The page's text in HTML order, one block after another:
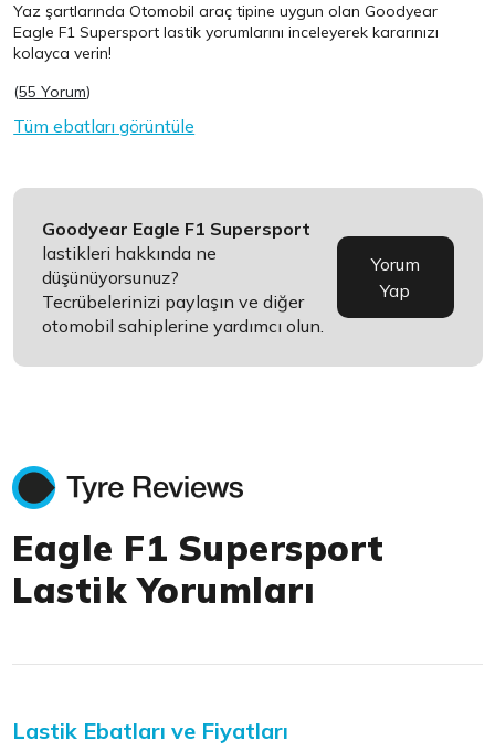
Yaz şartlarında Otomobil araç tipine uygun olanGoodyear
Eagle F1 Supersport lastik yorumlarını inceleyerek kararınızı
kolayca verin!
(55 Yorum)
Tüm ebatları görüntüle
Goodyear Eagle F1 Supersport
lastikleri hakkında ne
düşünüyorsunuz?
Tecrübelerinizi paylaşın ve diğer
otomobil sahiplerine yardımcı olun.
Yorum
Yap
Eagle F1 Supersport
Lastik Yorumları
Lastik Ebatları ve Fiyatları